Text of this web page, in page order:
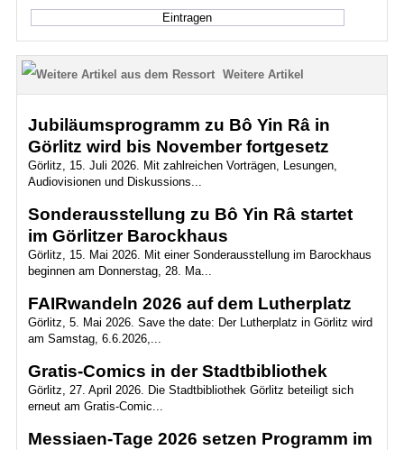
Weitere Artikel
Jubiläumsprogramm zu Bô Yin Râ in
Görlitz wird bis November fortgesetz
Görlitz, 15. Juli 2026. Mit zahlreichen Vorträgen, Lesungen,
Audiovisionen und Diskussions...
Sonderausstellung zu Bô Yin Râ startet
im Görlitzer Barockhaus
Görlitz, 15. Mai 2026. Mit einer Sonderausstellung im Barockhaus
beginnen am Donnerstag, 28. Ma...
FAIRwandeln 2026 auf dem Lutherplatz
Görlitz, 5. Mai 2026. Save the date: Der Lutherplatz in Görlitz wird
am Samstag, 6.6.2026,...
Gratis-Comics in der Stadtbibliothek
Görlitz, 27. April 2026. Die Stadtbibliothek Görlitz beteiligt sich
erneut am Gratis-Comic...
Messiaen-Tage 2026 setzen Programm im